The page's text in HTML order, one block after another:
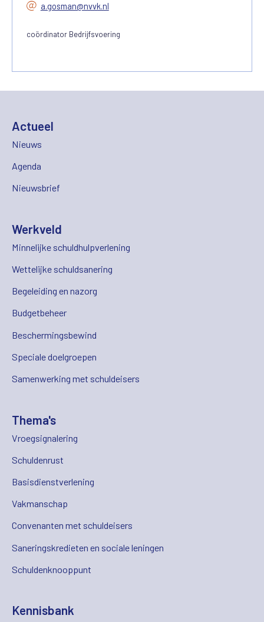
a.gosman@nvvk.nl
coördinator Bedrijfsvoering
Actueel
Nieuws
Agenda
Nieuwsbrief
Werkveld
Minnelijke schuldhulpverlening
Wettelijke schuldsanering
Begeleiding en nazorg
Budgetbeheer
Beschermingsbewind
Speciale doelgroepen
Samenwerking met schuldeisers
Thema's
Vroegsignalering
Schuldenrust
Basisdienstverlening
Vakmanschap
Convenanten met schuldeisers
Saneringskredieten en sociale leningen
Schuldenknooppunt
Kennisbank